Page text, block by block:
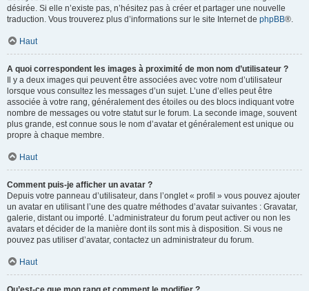
désirée. Si elle n’existe pas, n’hésitez pas à créer et partager une nouvelle
traduction. Vous trouverez plus d’informations sur le site Internet de phpBB®.
Haut
A quoi correspondent les images à proximité de mon nom d’utilisateur ?
Il y a deux images qui peuvent être associées avec votre nom d’utilisateur
lorsque vous consultez les messages d’un sujet. L’une d’elles peut être
associée à votre rang, généralement des étoiles ou des blocs indiquant votre
nombre de messages ou votre statut sur le forum. La seconde image, souvent
plus grande, est connue sous le nom d’avatar et généralement est unique ou
propre à chaque membre.
Haut
Comment puis-je afficher un avatar ?
Depuis votre panneau d’utilisateur, dans l’onglet « profil » vous pouvez ajouter
un avatar en utilisant l’une des quatre méthodes d’avatar suivantes : Gravatar,
galerie, distant ou importé. L’administrateur du forum peut activer ou non les
avatars et décider de la manière dont ils sont mis à disposition. Si vous ne
pouvez pas utiliser d’avatar, contactez un administrateur du forum.
Haut